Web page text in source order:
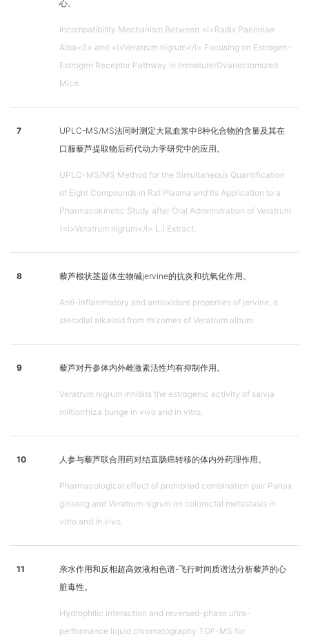
心。
Incompatibility Mechanism Between <i>Radix Paeoniae
Alba</i> and <i>Veratrum nigrum</i> Focusing on Estrogen-
Estrogen Receptor Pathway in Immature/Ovariectomized
Mice.
7
UPLC-MS/MS法同时测定大鼠血浆中8种化合物的含量及其在
口服藜芦提取物后药代动力学研究中的应用。
UPLC-MS/MS Method for the Simultaneous Quantification
of Eight Compounds in Rat Plasma and Its Application to a
Pharmacokinetic Study after Oral Administration of Veratrum
(<i>Veratrum nigrum</i> L.) Extract.
8 藜芦根状茎甾体生物碱jervine的抗炎和抗氧化作用。
Anti-inflammatory and antioxidant properties of jervine, a
sterodial alkaloid from rhizomes of Veratrum album.
9 藜芦对丹参体内外雌激素活性均有抑制作用。
Veratrum nigrum inhibits the estrogenic activity of salvia
miltiorrhiza bunge in vivo and in vitro.
10 人参与藜芦联合用药对结直肠癌转移的体内外药理作用。
Pharmacological effect of prohibited combination pair Panax
ginseng and Veratrum nigrum on colorectal metastasis in
vitro and in vivo.
11
亲水作用和反相超高效液相色谱-飞行时间质谱法分析藜芦的心
脏毒性。
Hydrophilic interaction and reversed-phase ultra-
performance liquid chromatography TOF-MS for